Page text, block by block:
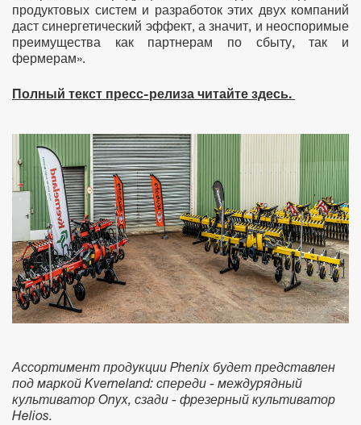
продуктовых систем и разработок этих двух компаний
даст синергетический эффект, а значит, и неоспоримые
преимущества как партнерам по сбыту, так и
фермерам».
Полный текст пресс-релиза читайте здесь.
Ассортимент продукции Phenix будет представлен
под маркой Kverneland: спереди - междурядный
культиватор Onyx, сзади - фрезерный культиватор
Helios.